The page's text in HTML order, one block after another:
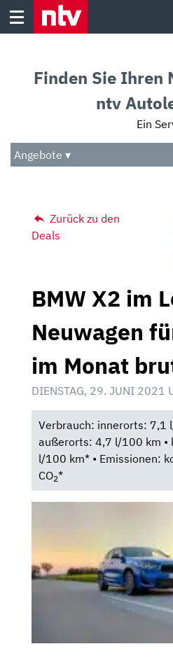
Skip
Audio
Das Beste
Finden Sie Ihren
ntv
Ein
Angebote ▾
Zurück zu den
Deals
BMW X2 im
Neuwagen
im Monat
DIENSTAG, 29. JUNI 2021
Verbrauch: innerorts: 7,1
außerorts: 4,7 l/100 km •
l/100 km* • Emissionen:
CO2*